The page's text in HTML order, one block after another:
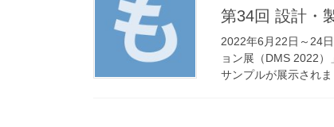
第34回 設計・
2022年6月22日～24
ョン展（DMS 2022
サンプルが展示され